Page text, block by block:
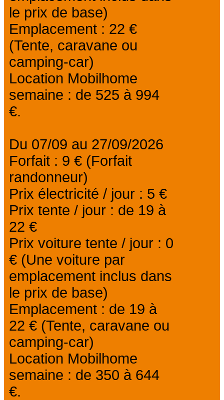
le prix de base)
Emplacement : 22 €
(Tente, caravane ou
camping-car)
Location Mobilhome
semaine : de 525 à 994
€.
Du 07/09 au 27/09/2026
Forfait : 9 € (Forfait
randonneur)
Prix électricité / jour : 5 €
Prix tente / jour : de 19 à
22 €
Prix voiture tente / jour : 0
€ (Une voiture par
emplacement inclus dans
le prix de base)
Emplacement : de 19 à
22 € (Tente, caravane ou
camping-car)
Location Mobilhome
semaine : de 350 à 644
€.